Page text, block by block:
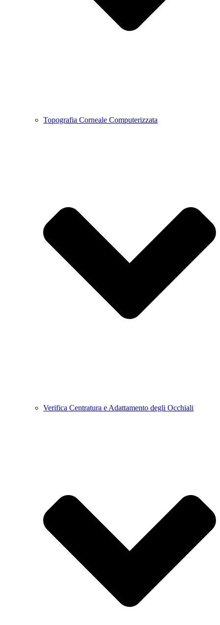
Topografia Corneale Computerizzata
Verifica Centratura e Adattamento degli Occhiali